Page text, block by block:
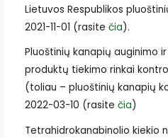
Lietuvos Respublikos
2021-11-01 (rasite čia).
Pluoštinių kanapių auginimo
produktų tiekimo rinkai
(toliau – pluoštinių kanapių
2022-03-10 (rasite čia)
Tetrahidrokanabinolio kiekio